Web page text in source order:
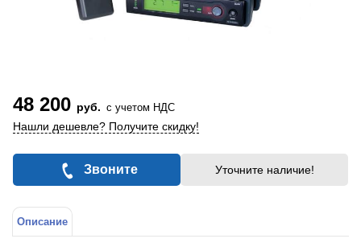
48 200 руб. с учетом НДС
Нашли дешевле? Получите скидку!
Звоните Уточните наличие!
Описание